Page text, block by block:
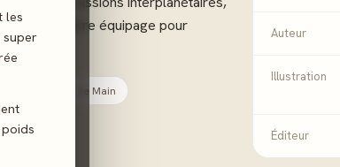
les
super
votre équipage pour
Gestion de Main
Auteur
Illustration
Éditeur